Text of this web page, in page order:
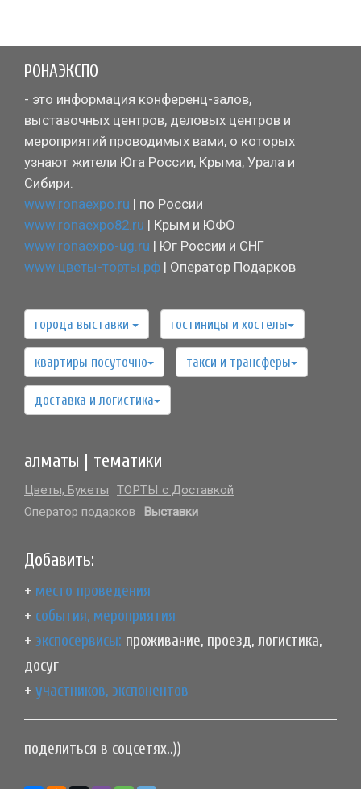
РОНАЭКСПО
- это информация конференц-залов,
выставочных центров, деловых центров и
мероприятий проводимых вами, о которых
узнают жители Юга России, Крыма, Урала и
Сибири.
www.ronaexpo.ru | по России
www.ronaexpo82.ru | Крым и ЮФО
www.ronaexpo-ug.ru | Юг России и СНГ
www.цветы-торты.рф | Оператор Подарков
города выставки гостиницы и хостелы
квартиры посуточно такси и трансферы
доставка и логистика
алматы | тематики
Цветы, Букеты
ТОРТЫ с Доставкой
Оператор подарков
Выставки
Добавить:
+ место проведения
+ события, мероприятия
+ экспосервисы: проживание, проезд, логистика,
досуг
+ участников, экспонентов
поделиться в соцсетях..))